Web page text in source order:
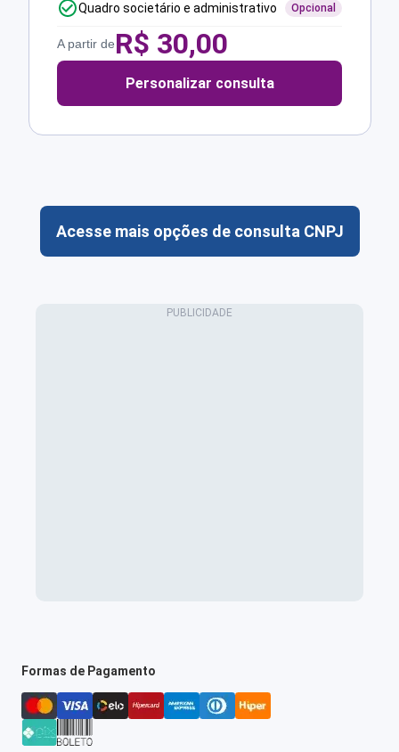
Quadro societário e administrativo Opcional
A partir deR$ 30,00
Personalizar consulta
Acesse mais opções de consulta CNPJ
Formas de Pagamento